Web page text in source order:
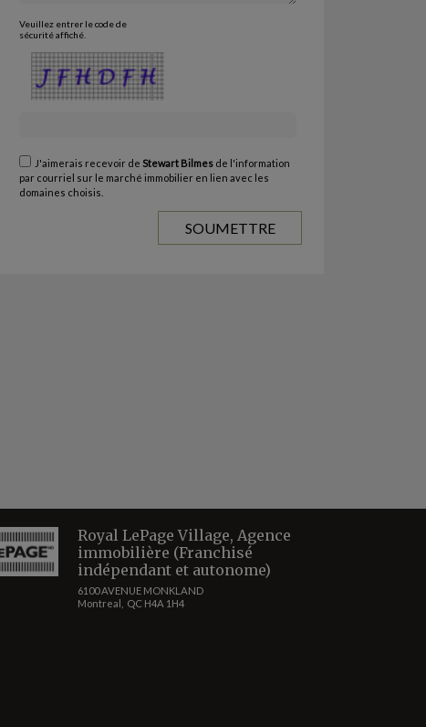
Veuillez entrer le code de
sécurité affiché.
J'aimerais recevoir deStewart Bilmes de l'information
par courriel sur le marché immobilier en lien avec les
domaines choisis.
Royal LePage Village, Agence
immobilière (Franchisé
indépendant et autonome)
6100 AVENUE MONKLAND
Montreal, QC H4A 1H4